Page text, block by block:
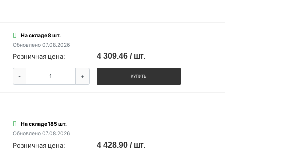
На складе 8 шт.
Обновлено 07.08.2026
Розничная цена: 4 309.46 / шт.
- + КУПИТЬ
На складе 185 шт.
Обновлено 07.08.2026
Розничная цена: 4 428.90 / шт.